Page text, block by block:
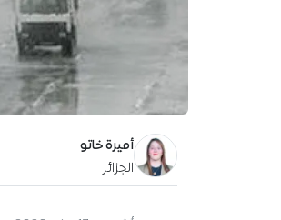
أميرة خاتو
الجزائر